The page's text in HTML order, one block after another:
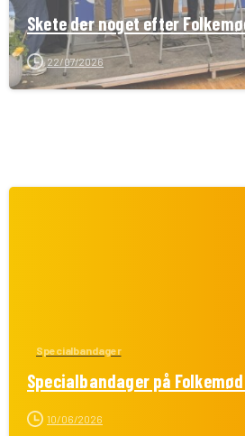
Skete der noget efter
22/07/2026
Specialbandager
Specialbandager på
10/06/2026